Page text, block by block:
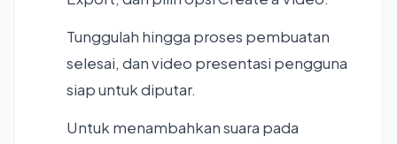
Tunggulah hingga proses pembuatan
selesai, dan video presentasi pengguna
siap untuk diputar.
Untuk menambahkan suara pada